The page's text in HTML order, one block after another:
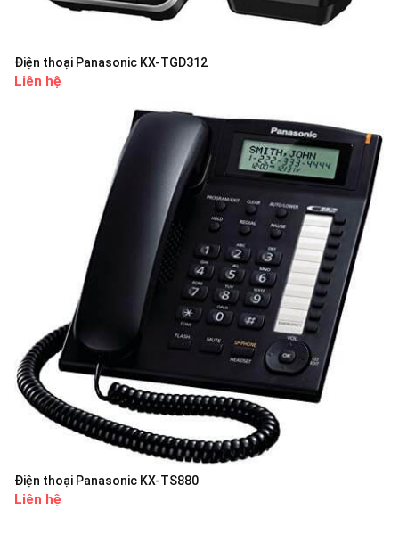
Điện thoại Panasonic KX-TGD312
Liên hệ
Điện thoại Panasonic KX-TS880
Liên hệ